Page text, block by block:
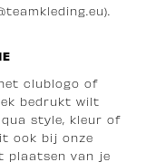
clublogo of
bedrukt wilt
qua style, kleur of
ook bij onze
plaatsen van je